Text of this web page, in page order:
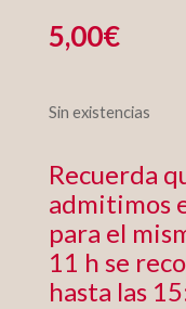
5,00€
Sin existencias
Recuerda
admitimos
para el
11 h se
hasta las